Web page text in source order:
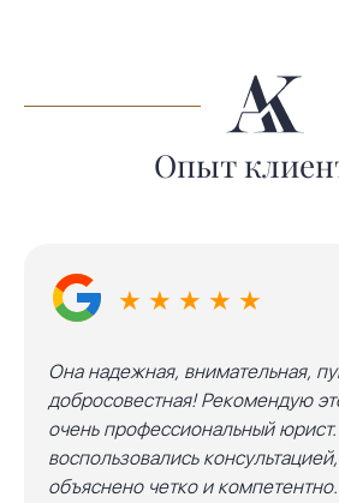
Опыт
★ ★ ★ ★ ★
Она надежная, внимательная,
добросовестная! Рекомендую
очень профессиональный
воспользовались
объяснено четко и